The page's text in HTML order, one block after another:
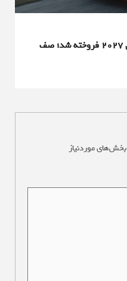
تمامی محصولات فراری تا پایان سال ۲۰۲۷ فروخته شد؛ صف
بخش‌های موردنیاز